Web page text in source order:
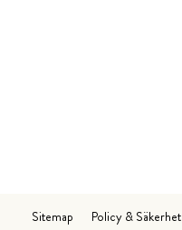
Sitemap Policy & Säkerhet